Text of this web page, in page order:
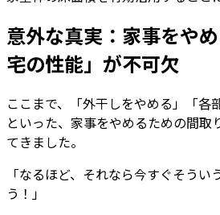
意外な真実：家事をや
宅の性能」が不可欠
ここまで、「外干しをやめる」「各
といった、家事をやめるための間取
てきました。
「なるほど、それなら今すぐそうい
う！」